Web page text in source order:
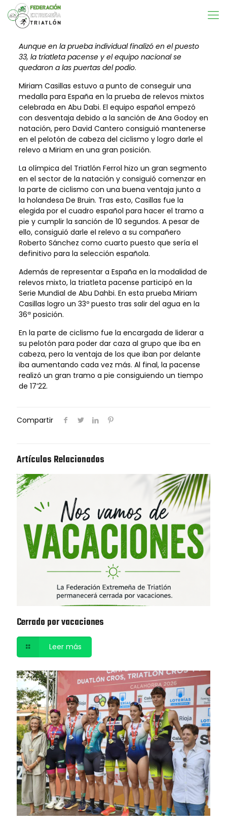
Aunque en la prueba individual finalizó en el puesto
33, la triatleta pacense y el equipo nacional se
quedaron a las puertas del podio.
Miriam Casillas estuvo a punto de conseguir una
medalla para España en la prueba de relevos mixtos
celebrada en Abu Dabi. El equipo español empezó
con desventaja debido a la sanción de Ana Godoy en
natación, pero David Cantero consiguió mantenerse
en el pelotón de cabeza del ciclismo y logro darle el
relevo a Miriam en una gran posición.
La olímpica del Triatlón Ferrol hizo un gran segmento
en el sector de la natación y consiguió comenzar en
la parte de ciclismo con una buena ventaja junto a
la holandesa De Bruin. Tras esto, Casillas fue la
elegida por el cuadro español para hacer el tramo a
pie y cumplir la sanción de 10 segundos. A pesar de
ello, consiguió darle el relevo a su compañero
Roberto Sánchez como cuarto puesto que sería el
definitivo para la selección española.
Además de representar a España en la modalidad de
relevos mixto, la triatleta pacense participó en la
Serie Mundial de Abu Dahbi. En esta prueba Miriam
Casillas logro un 33º puesto tras salir del agua en la
36ª posición.
En la parte de ciclismo fue la encargada de liderar a
su pelotón para poder dar caza al grupo que iba en
cabeza, pero la ventaja de los que iban por delante
iba aumentando cada vez más. Al final, la pacense
realizó un gran tramo a pie consiguiendo un tiempo
de 17’22.
Compartir
Artículos Relacionados
Cerrado por vacaciones
Leer más